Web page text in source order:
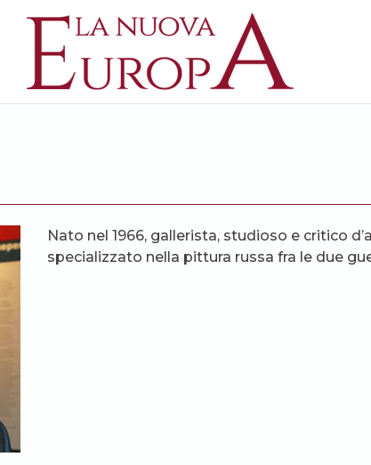
Nato nel 1966, gallerista, studioso e critico
specializzato nella pittura russa fra le due